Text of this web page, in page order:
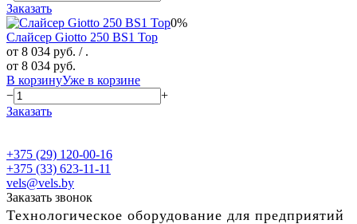
Заказать
0%
Слайсер Giotto 250 BS1 Top
от 8 034 руб. / .
от 8 034 руб.
В корзинуУже в корзине
−
+
Заказать
+375 (29) 120-00-16
+375 (33) 623-11-11
vels@vels.by
Заказать звонок
Технологическое оборудование для предприятий